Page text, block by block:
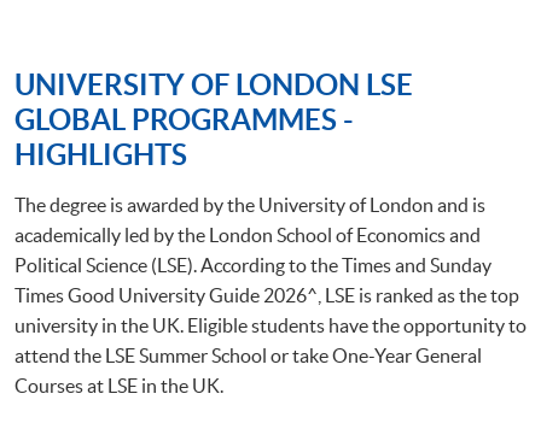
UNIVERSITY OF LONDON LSE
GLOBAL PROGRAMMES -
HIGHLIGHTS
The degree is awarded by the University of London and is
academically led by the London School of Economics and
Political Science (LSE). According to the Times and Sunday
Times Good University Guide 2026^, LSE is ranked as the top
university in the UK. Eligible students have the opportunity to
attend the LSE Summer School or take One-Year General
Courses at LSE in the UK.